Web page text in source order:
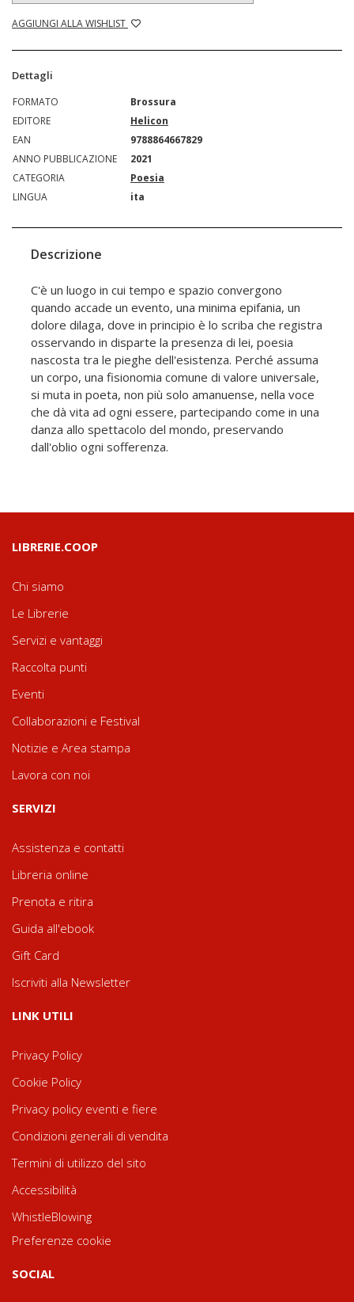
AGGIUNGI ALLA WISHLIST
Dettagli
FORMATO
Brossura
EDITORE
Helicon
EAN
9788864667829
ANNO PUBBLICAZIONE
2021
CATEGORIA
Poesia
LINGUA
ita
Descrizione
C'è un luogo in cui tempo e spazio convergono
quando accade un evento, una minima epifania, un
dolore dilaga, dove in principio è lo scriba che registra
osservando in disparte la presenza di lei, poesia
nascosta tra le pieghe dell'esistenza. Perché assuma
un corpo, una fisionomia comune di valore universale,
si muta in poeta, non più solo amanuense, nella voce
che dà vita ad ogni essere, partecipando come in una
danza allo spettacolo del mondo, preservando
dall'oblio ogni sofferenza.
LIBRERIE.COOP
Chi siamo
Le Librerie
Servizi e vantaggi
Raccolta punti
Eventi
Collaborazioni e Festival
Notizie e Area stampa
Lavora con noi
SERVIZI
Assistenza e contatti
Libreria online
Prenota e ritira
Guida all'ebook
Gift Card
Iscriviti alla Newsletter
LINK UTILI
Privacy Policy
Cookie Policy
Privacy policy eventi e fiere
Condizioni generali di vendita
Termini di utilizzo del sito
Accessibilità
WhistleBlowing
Preferenze cookie
SOCIAL